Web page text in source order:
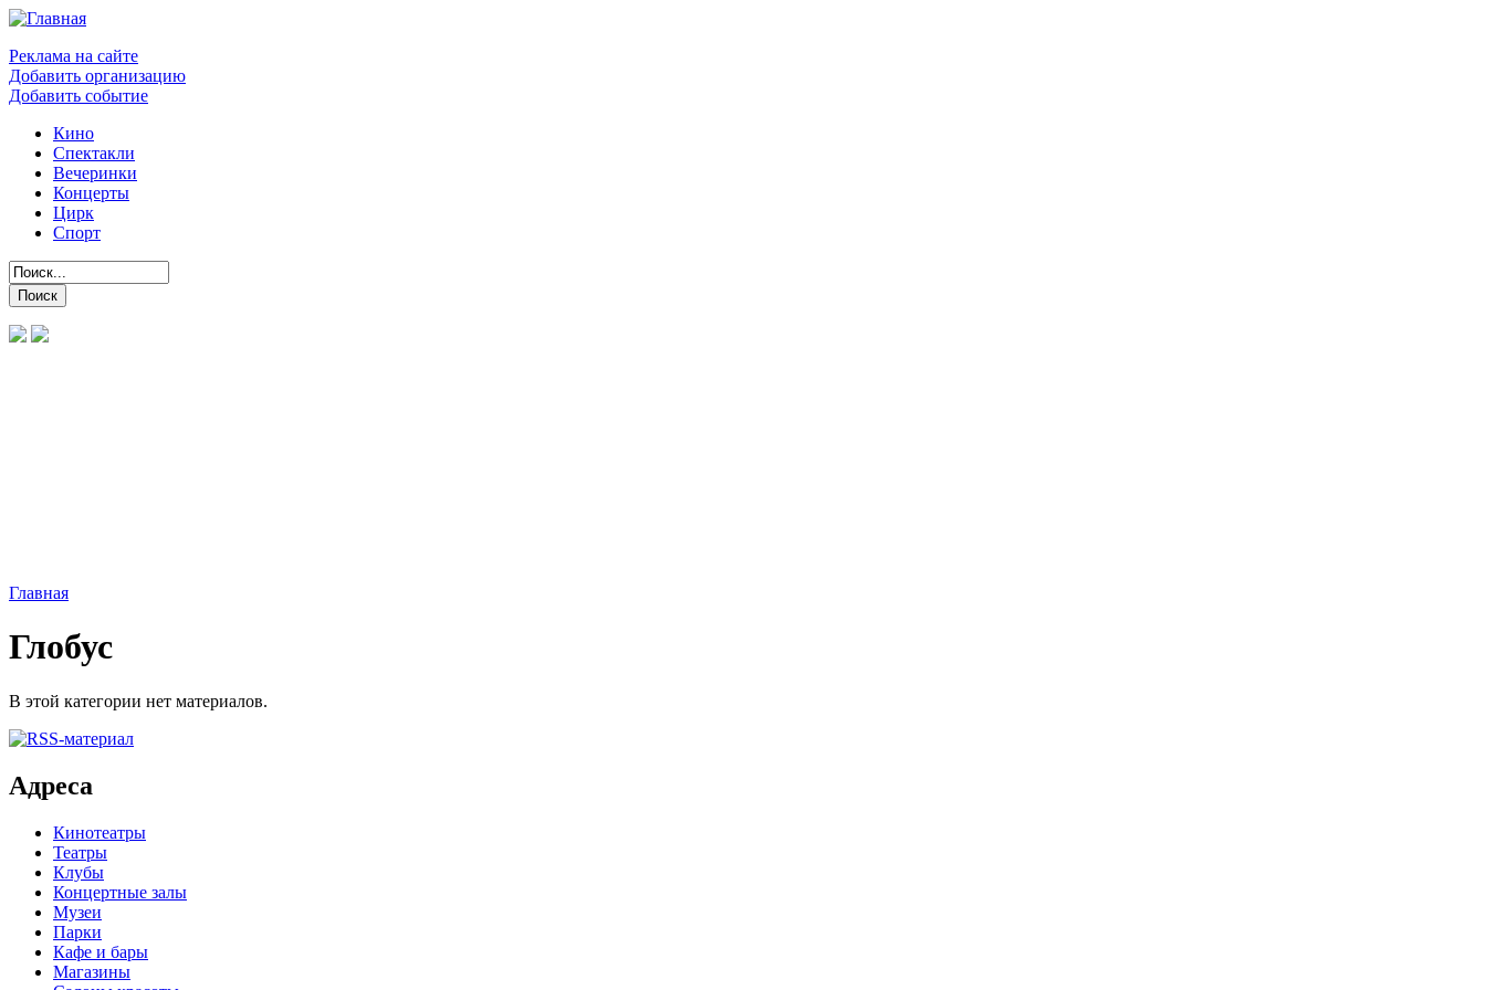
Реклама на сайте
Добавить организацию
Добавить событие
Кино
Спектакли
Вечеринки
Концерты
Цирк
Спорт
Главная
Глобус
В этой категории нет материалов.
Адреса
Кинотеатры
Театры
Клубы
Концертные залы
Музеи
Парки
Кафе и бары
Магазины